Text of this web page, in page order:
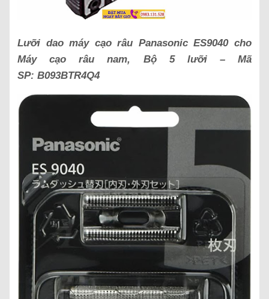
Lưỡi dao máy cạo râu Panasonic ES9040 cho
Máy cạo râu nam, Bộ 5 lưỡi – Mã
SP: B093BTR4Q4